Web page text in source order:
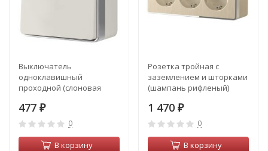
Выключатель
одноклавишный
проходной (слоновая
W5012003
477 ₽
0
В корзину
Розетка тройная с
заземлением и шторками
(шампань рифленый)
1 470 ₽
0
В корзину